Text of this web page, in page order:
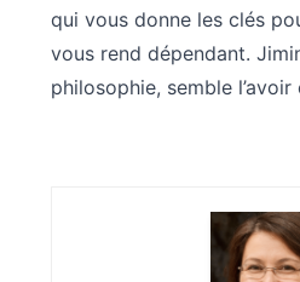
qui vous donne les clés
vous rend dépendant.
philosophie, semble l’avoir